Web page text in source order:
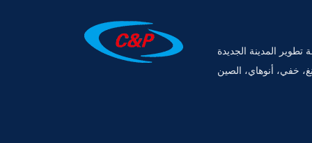
22، منطقة تطوير المدينة الجديدة
خفي، أنوهاي، الصين